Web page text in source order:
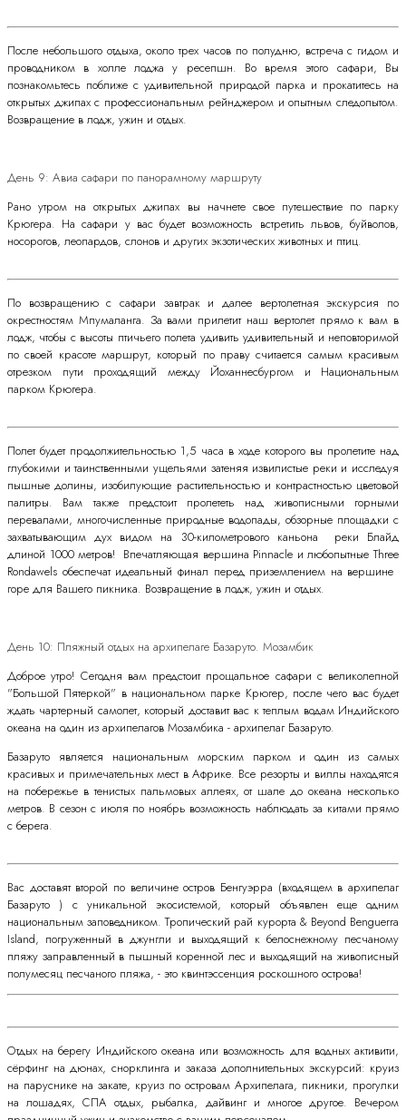
После небольшого отдыха, около трех часов по полудню, встреча с гидом и
проводником в холле лоджа у ресепшн. Во время этого сафари, Вы
познакомьтесь поближе с удивительной природой парка и прокатитесь на
открытых джипах с профессиональным рейнджером и опытным следопытом.
Возвращение в лодж, ужин и отдых.
День 9: Авиа сафари по панорамному маршруту
Рано утром на открытых джипах вы начнете свое путешествие по парку
Крюгера. На сафари у вас будет возможность встретить львов, буйволов,
носорогов, леопардов, слонов и других экзотических животных и птиц.
По возвращению с сафари завтрак и далее вертолетная экскурсия по
окрестностям Мпумаланга. За вами прилетит наш вертолет прямо к вам в
лодж, чтобы с высоты птичьего полета удивить удивительный и неповторимой
по своей красоте маршрут​, который по праву считается ​самым красивым
отрезком пути проходящий между Йоханнесбургом и Национальным
парком Крюгера.
Полет будет продолжительностью 1,5 часа в ходе которого вы пролетите над
глубокими ​и ​таинственными ущельями​​​ ​затеняя извилистые реки и исследуя
пышные долины, изобилующие растительность​ю​​ и контрастностью цветовой
палитры. ​Вам также предстоит пролететь над живописными горными
перевалами, многочисленные природные водопады, обзорные площадки с
захватывающим дух видом на 30-километрового каньона​ ​ реки Блайд​
длиной 1000 метров​! ​ ​Впечатляющая вершина Pinnacle и любопытные Three
Rondawels обеспеч​ат идеальный финал перед приземлением на вершине ​
горе для Вашего пикника. Возвращение в лодж, ужин и отдых.
День 10: Пляжный отдых на архипелаге Базаруто. Мозамбик
Доброе утро! Сегодня вам предстоит прощальное сафари с великолепной
"Большой Пятеркой" в национальном парке Крюгер, после чего вас будет
ждать чартерный самолет, который доставит вас к теплым водам Индийского
океана на один из архипелагов Мозамбика - архипелаг Базаруто.
Базаруто является национальным морским парком и один из самых
красивых и примечательных мест в Африке. Все резорты и виллы находятся
на побережье в тенистых пальмовых аллеях, от шале до океана несколько
метров. В сезон с июля по ноябрь возможность наблюдать за китами прямо
с берега.
Вас доставят второй по величине остров Бенгуэрра (входящем в архипелаг
Базаруто ) с уникальной экосистемой, который объявлен еще одним
национальным заповедником. Тропический рай курорта & Beyond Benguerra
Island, погруженный в джунгли и выходящий к белоснежному песчаному
пляжу заправленный в пышный коренной лес и выходящий на живописный
полумесяц песчаного пляжа, - это квинтэссенция роскошного острова!
Отдых на берегу Индийского океана или возможность для водных активити,
сёрфинг на дюнах, снорклинга и заказа дополнительных экскурсий: круиз
на паруснике на закате, круиз по островам Архипелага, пикники, прогулки
на лошадях, СПА отдых, рыбалка, дайвинг и многое другое. Вечером